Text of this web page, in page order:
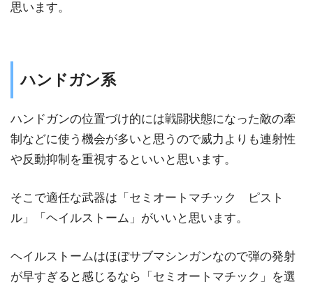
思います。
ハンドガン系
ハンドガンの位置づけ的には戦闘状態になった敵の牽
制などに使う機会が多いと思うので威力よりも連射性
や反動抑制を重視するといいと思います。
そこで適任な武器は「セミオートマチック ピスト
ル」「ヘイルストーム」がいいと思います。
ヘイルストームはほぼサブマシンガンなので弾の発射
が早すぎると感じるなら「セミオートマチック」を選